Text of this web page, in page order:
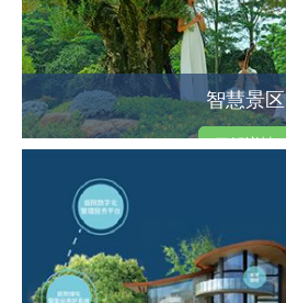
智慧景区
了解详情